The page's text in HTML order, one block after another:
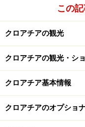
この
クロアチアの観光
クロアチアの観光・シ
クロアチア基本情報
クロアチアのオプショ